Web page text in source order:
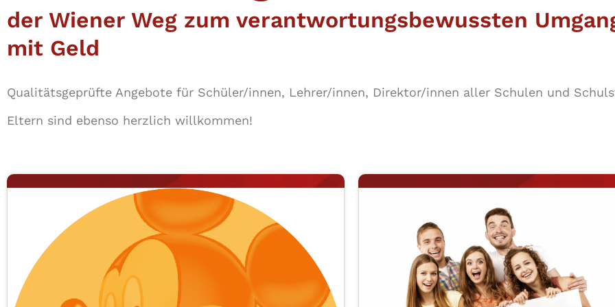
der Wiener Weg zum verantwortungsbewussten
mit Geld
Qua­li­täts­ge­prüf­te Angebote für Schüler/​innen, Lehrer/​innen, Direktor/​innen aller Schulen und
Eltern sind ebenso herzlich willkommen!